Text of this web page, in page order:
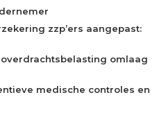
zzp’ers aangepast:
omlaag
medische controles en